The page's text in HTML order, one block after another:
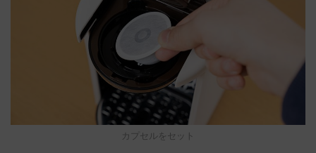
カプセルをセット